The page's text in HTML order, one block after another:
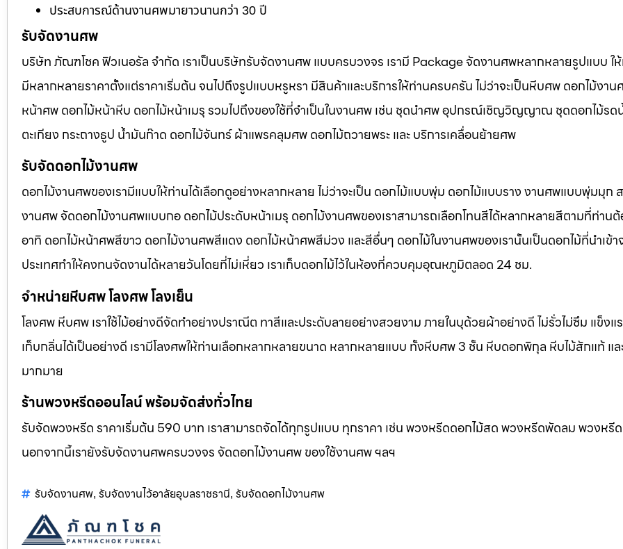
ประสบการณ์ด้านงานศพมายาวนานกว่า 30 ปี
รับจัดงานศพ
บริษัท ภัณฑโชค ฟิวเนอรัล จำกัด เราเป็นบริษัทรับจัดงานศพ แบบครบวงจร เรามี Package จัดงานศพหลากหลายรูปแบบ ใ
มีหลากหลายราคาตั้งแต่ราคาเริ่มต้น จนไปถึงรูปแบบหรูหรา มีสินค้าและบริการให้ท่านครบครัน ไม่ว่าจะเป็นหีบศพ ดอกไม้งา
หน้าศพ ดอกไม้หน้าหีบ ดอกไม้หน้าเมรุ รวมไปถึงของใช้ที่จำเป็นในงานศพ เช่น ชุดนำศพ อุปกรณ์เชิญวิญญาณ ชุดดอกไม้รด
ตะเกียง กระถางธูป น้ำมันก๊าด ดอกไม้จันทร์ ผ้าแพรคลุมศพ ดอกไม้ถวายพระ และ บริการเคลื่อนย้ายศพ
รับจัดดอกไม้งานศพ
ดอกไม้งานศพของเรามีแบบให้ท่านได้เลือกดูอย่างหลากหลาย ไม่ว่าจะเป็น ดอกไม้แบบพุ่ม ดอกไม้แบบราง งานศพแบบพุ่มมุก
งานศพ จัดดอกไม้งานศพแบบกอ ดอกไม้ประดับหน้าเมรุ ดอกไม้งานศพของเราสามารถเลือกโทนสีได้หลากหลายสีตามที่ท่าน
อาทิ ดอกไม้หน้าศพสีขาว ดอกไม้งานศพสีแดง ดอกไม้หน้าศพสีม่วง และสีอื่นๆ ดอกไม้ในงานศพของเรานั้นเป็นดอกไม้ที่นำเข้า
ประเทศทำให้คงทนจัดงานได้หลายวันโดยที่ไม่เหี่ยว เราเก็บดอกไม้ไว้ในห้องที่ควบคุมอุณหภูมิตลอด 24 ชม.
จำหน่ายหีบศพ โลงศพ โลงเย็น
โลงศพ หีบศพ เราใช้ไม้อย่างดีจัดทำอย่างปราณีต ทาสีและประดับลายอย่างสวยงาม ภายในบุด้วยผ้าอย่างดี ไม่รั่วไม่ซึม แข็งแ
เก็บกลิ่นได้เป็นอย่างดี เรามีโลงศพให้ท่านเลือกหลากหลายขนาด หลากหลายแบบ ทั้งหีบศพ 3 ชั้น หีบดอกพิกุล หีบไม้สักแท้ แ
มากมาย
ร้านพวงหรีดออนไลน์ พร้อมจัดส่งทั่วไทย
รับจัดพวงหรีด ราคาเริ่มต้น 590 บาท เราสามารถจัดได้ทุกรูปแบบ ทุกราคา เช่น พวงหรีดดอกไม้สด พวงหรีดพัดลม พวงหรี
นอกจากนี้เรายังรับจัดงานศพครบวงจร จัดดอกไม้งานศพ ของใช้งานศพ ฯลฯ
รับจัดงานศพ, รับจัดงานไว้อาลัยอุบลราชธานี, รับจัดดอกไม้งานศพ